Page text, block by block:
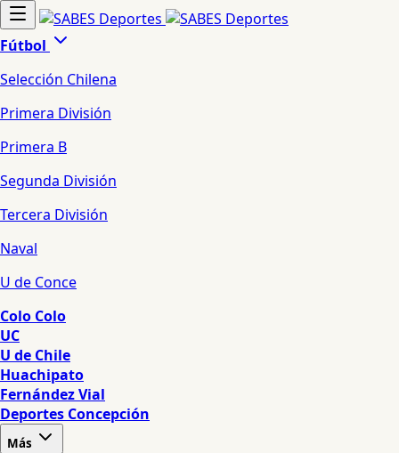
Fútbol
Selección Chilena
Primera División
Primera B
Segunda División
Tercera División
Naval
U de Conce
Colo Colo
UC
U de Chile
Huachipato
Fernández Vial
Deportes Concepción
Más